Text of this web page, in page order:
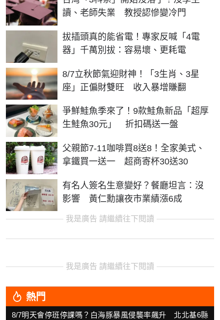
讀、老師失業 教授認慘變冷門
拔插頭真的能省電！專家反喊「4電
器」千萬別拔：容易壞、更耗電
8/7立秋節氣迎財神！「3生肖、3星
座」正偏財雙旺 收入暴增賺翻
爭鮮鮭魚季來了！9款鮭魚新品「超厚
生鮭魚30元」 折扣碼送一盤
父親節7-11咖啡買8送8！全家美式、
拿鐵買一送一 超商寄杯30送30
有名人簽名生意變好？餐廳坦言：沒
影響 黃仁勳讓夜市業績漲6成
我是廣告 請繼續往下閱讀
我是廣告 請繼續往下閱讀
熱門
8/7明天會停班停課嗎？白海豚暴風侵襲率飆升 北北基6縣